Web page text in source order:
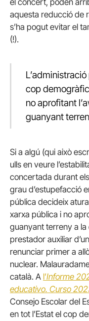
el concert, poden
aquesta reducció de
s’ha pogut evitar el
(!).
cop
no aprofitant
guanyant
Si a algú (qui això
ulls en veure
concertada durant
grau d’estupefacció
pública decideix
xarxa pública i no
guanyant terreny a
prestador auxiliar
renunciar primer a
nuclear.
català. A l’Informe
educativo. Curso
Consejo Escolar del
en tot l’Estat el cop